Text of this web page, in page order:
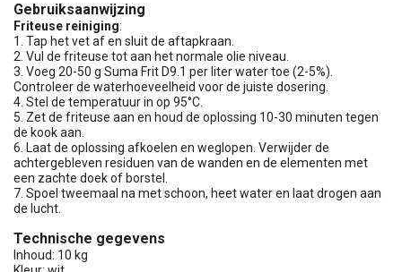
Gebruiksaanwijzing
Friteuse reiniging:
1. Tap het vet af en sluit de aftapkraan.
2. Vul de friteuse tot aan het normale olie niveau.
3. Voeg 20-50 g Suma Frit D9.1 per liter water toe (2-5%).
Controleer de waterhoeveelheid voor de juiste dosering.
4. Stel de temperatuur in op 95°C.
5. Zet de friteuse aan en houd de oplossing 10-30 minuten tegen
de kook aan.
6. Laat de oplossing afkoelen en weglopen. Verwijder de
achtergebleven residuen van de wanden en de elementen met
een zachte doek of borstel.
7. Spoel tweemaal na met schoon, heet water en laat drogen aan
de lucht.
Technische gegevens
Inhoud: 10 kg